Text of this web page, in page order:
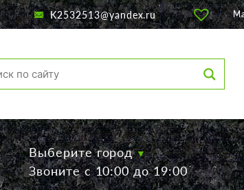
K2532513@yandex.ru
Выберите город
Звоните с 10:00 до 19:00